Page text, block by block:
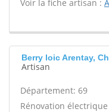
Voir la fiche artisan :
Berry loic Arentay,
Artisan
Département: 69
Rénovation